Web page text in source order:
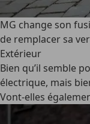
MG change son
de remplacer sa
Extérieur
Bien qu’il semble
électrique, mais
Vont-elles